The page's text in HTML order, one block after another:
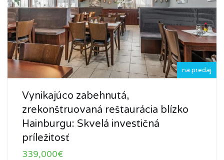
na predaj
Vynikajúco zabehnutá,
zrekonštruovaná reštaurácia blízko
Hainburgu: Skvelá investičná
príležitosť
339,000€